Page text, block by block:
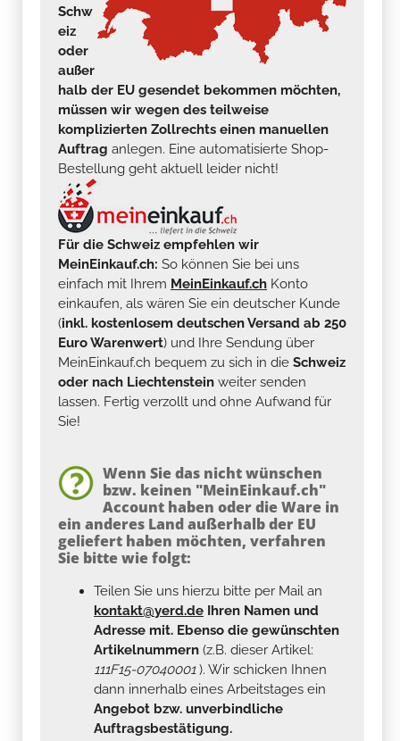
Schw
eiz
oder
außer
halb der EU gesendet bekommen möchten,
müssen wir wegen des teilweise
komplizierten Zollrechts einen manuellen
Auftrag anlegen. Eine automatisierte Shop-
Bestellung geht aktuell leider nicht!
Für die Schweiz empfehlen wir
MeinEinkauf.ch: So können Sie bei uns
einfach mit Ihrem MeinEinkauf.ch Konto
einkaufen, als wären Sie ein deutscher Kunde
(inkl. kostenlosem deutschen Versand ab 250
Euro Warenwert) und Ihre Sendung über
MeinEinkauf.ch bequem zu sich in die Schweiz
oder nach Liechtenstein weiter senden
lassen. Fertig verzollt und ohne Aufwand für
Sie!
Wenn Sie das nicht wünschen
bzw. keinen "MeinEinkauf.ch"
Account haben oder die Ware in
ein anderes Land außerhalb der EU
geliefert haben möchten, verfahren
Sie bitte wie folgt:
Teilen Sie uns hierzu bitte per Mail an
kontakt@yerd.de Ihren Namen und
Adresse mit. Ebenso die gewünschten
Artikelnummern (z.B. dieser Artikel:
111F15-07040001). Wir schicken Ihnen
dann innerhalb eines Arbeitstages ein
Angebot bzw. unverbindliche
Auftragsbestätigung.